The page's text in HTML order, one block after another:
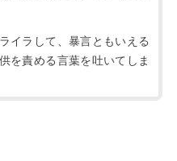
イラして、暴言ともいえる
を責める言葉を吐いてしま